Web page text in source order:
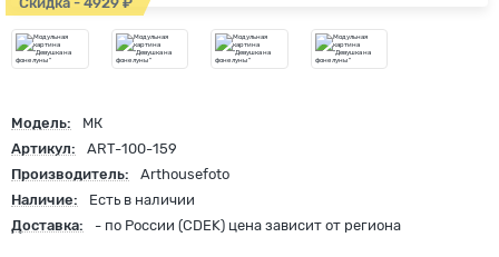
Модель:
МК
Артикул:
ART-100-159
Производитель:
Arthousefoto
Наличие:
Есть в наличии
Доставка:
- по России (CDEK) цена зависит от региона